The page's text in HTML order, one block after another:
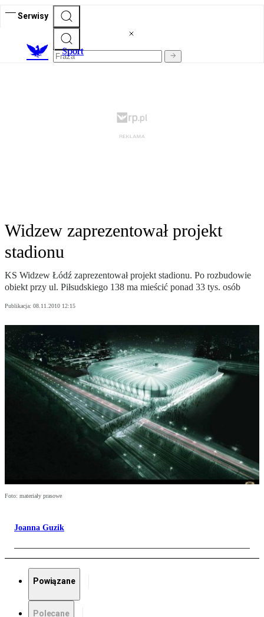
Serwisy
Sport
Widzew zaprezentował projekt
stadionu
KS Widzew Łódź zaprezentował projekt stadionu. Po rozbudowie
obiekt przy ul. Piłsudskiego 138 ma mieścić ponad 33 tys. osób
Publikacja: 08.11.2010 12:15
Foto: materiały prasowe
Joanna Guzik
Powiązane
Polecane